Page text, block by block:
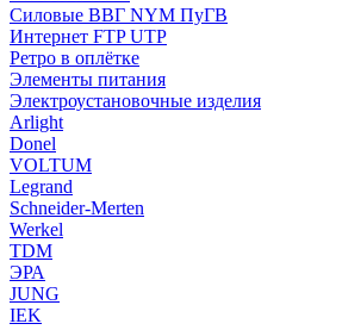
Силовые ВВГ NYM ПуГВ
Интернет FTP UTP
Ретро в оплётке
Элементы питания
Электроустановочные изделия
Arlight
Donel
VOLTUM
Legrand
Schneider-Merten
Werkel
TDM
ЭРА
JUNG
IEK